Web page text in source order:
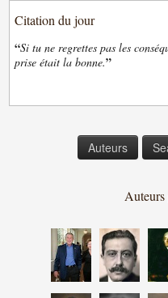
Citation du jour
“Si tu ne regrettes pas les
prise était la bonne.”
Auteurs
Auteurs